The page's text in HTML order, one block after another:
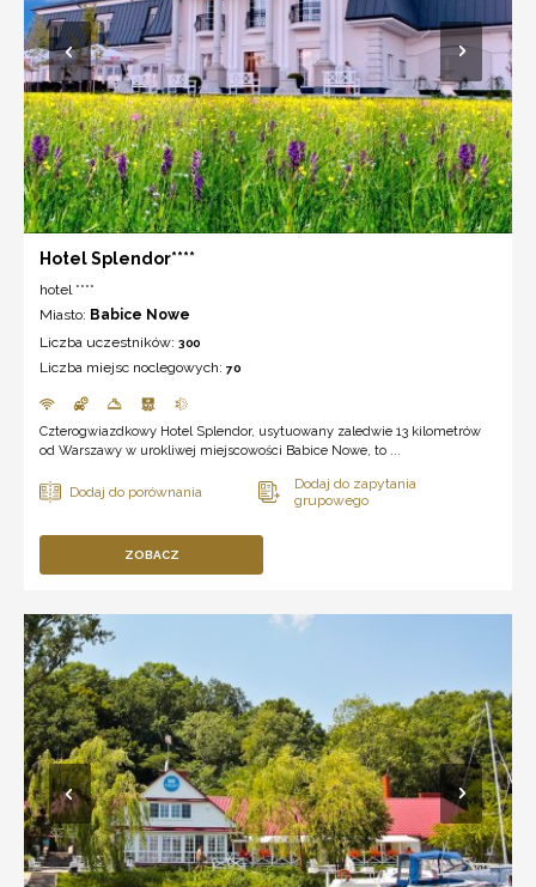
Hotel Splendor****
hotel ****
Miasto: Babice Nowe
Liczba uczestników: 300
Liczba miejsc noclegowych: 70
Czterogwiazdkowy Hotel Splendor, usytuowany zaledwie 13 kilometrów
od Warszawy w urokliwej miejscowości Babice Nowe, to ...
ZOBACZ